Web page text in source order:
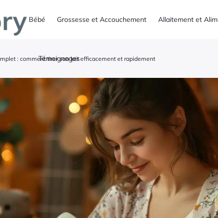
: comment tirer son lait efficacement et rapidement
Bébé Grossesse et Accouchement Allaitement et
Témoignages